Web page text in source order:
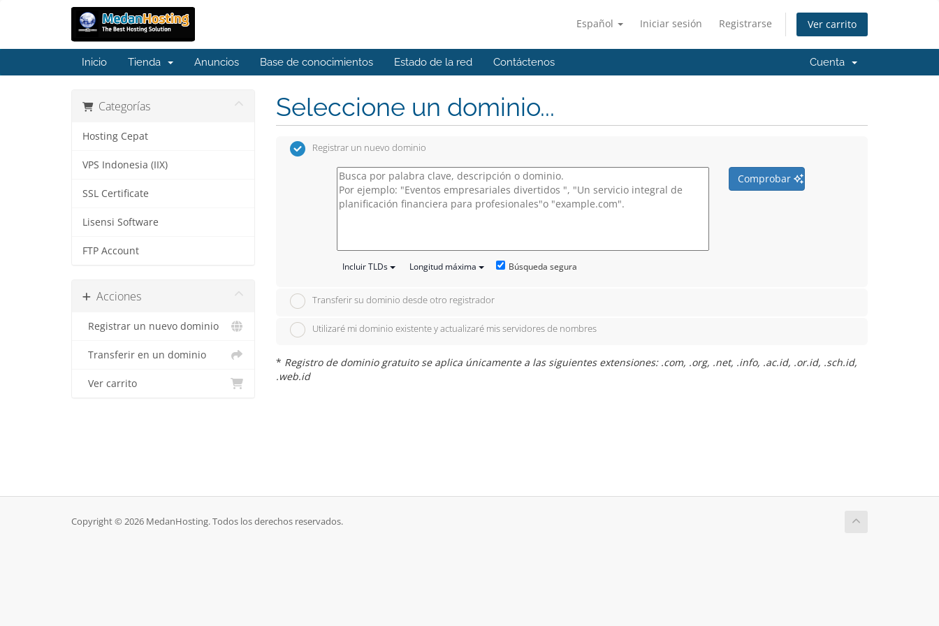
Español Iniciar sesión Registrarse Ver carrito
Inicio Tienda Anuncios Base de conocimientos Estado de la red Contáctenos Cuenta
Categorías
Hosting Cepat
VPS Indonesia (IIX)
SSL Certificate
Lisensi Software
FTP Account
Acciones
Registrar un nuevo dominio
Transferir en un dominio
Ver carrito
Seleccione un dominio...
Registrar un nuevo dominio
Comprobar
Incluir TLDs Longitud máxima Búsqueda segura
Transferir su dominio desde otro registrador
Utilizaré mi dominio existente y actualizaré mis servidores de nombres
* Registro de dominio gratuito se aplica únicamente a las siguientes extensiones: .com, .org, .net, .info, .ac.id, .or.id, .sch.id,
.web.id
Copyright © 2026 MedanHosting. Todos los derechos reservados.